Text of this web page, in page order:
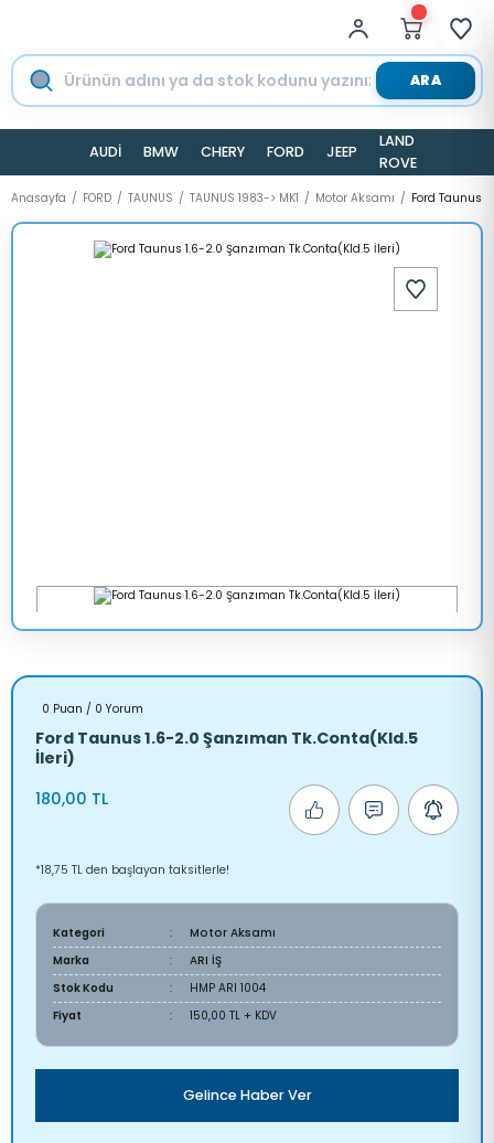
ARA
AUDİ BMW CHERY FORD JEEP
LAND
ROVER
Anasayfa FORD TAUNUS TAUNUS 1983-> MK1 Motor Aksamı Ford Taunus
0 Puan / 0 Yorum
Ford Taunus 1.6-2.0 Şanzıman Tk.Conta(Kld.5
İleri)
180,00 TL
*18,75 TL den başlayan taksitlerle!
Kategori
Motor Aksamı
Marka
ARI İŞ
Stok Kodu
HMP ARI 1004
Fiyat
150,00 TL + KDV
Gelince Haber Ver